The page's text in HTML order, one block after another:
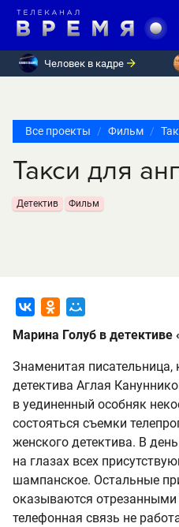
Человек в кадре
Все проекты Фильм
Такси для
Детектив Фильм
Марина Голуб в детективе
Знаменитая писательница,
детектива Аглая
в уединенный особняк
состояться съемки
женского детектива. В
на глазах всех
шампанское. Остальные
оказываются отрезанными
телефонная связь не